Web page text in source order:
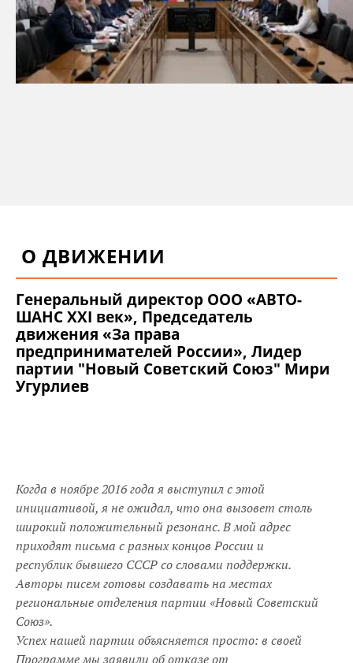
О ДВИЖЕНИИ
Генеральный директор ООО «АВТО-
ШАНС XXI век», Председатель
движения «За права
предпринимателей России», Лидер
партии "Новый Советский Союз" Мири
Угурлиев
Когда в ноябре 2016 года я выступил с этой
инициативой, я не ожидал, что она вызовет столь
широкий положительный резонанс. В мой адрес
приходят письма с разных концов России и
республик бывшего СССР со словами поддержки.
Авторы писем готовы создавать на местах
региональные отделения партии «Новый Советский
Союз».
Успех нашей партии объясняется просто: в своей
Программе мы заявили об отказе от